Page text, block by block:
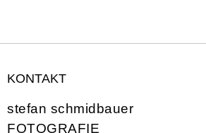
KONTAKT
stefan schmidbauer
FOTOGRAFIE